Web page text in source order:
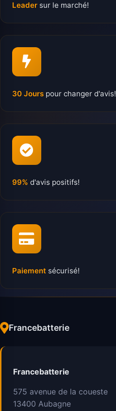
Leader sur le marché!
30 Jours pour changer d'avis!
99% d'avis positifs!
Paiement sécurisé!
Francebatterie
Francebatterie
575 avenue de la coueste
13400 Aubagne